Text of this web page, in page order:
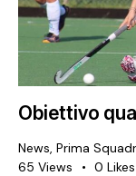
Obiettivo
News, Prima
65 Views 0 Likes